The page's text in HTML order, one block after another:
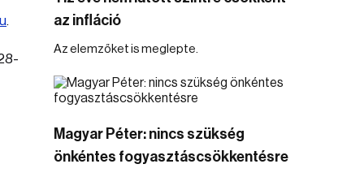
.
az infláció
Az elemzőket is meglepte.
Magyar Péter: nincs szükség
önkéntes fogyasztáscsökkentésre